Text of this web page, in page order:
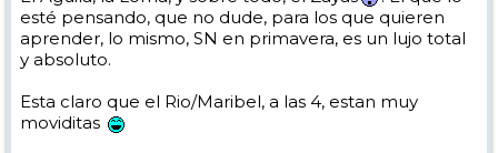
esté pensando, que no dude, para los que quieren
aprender, lo mismo, SN en primavera, es un lujo total
y absoluto.
Esta claro que el Rio/Maribel, a las 4, estan muy
moviditas